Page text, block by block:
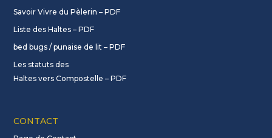
Savoir Vivre du Pèlerin – PDF
Liste des Haltes – PDF
bed bugs / punaise de lit – PDF
Les statuts des
Haltes vers Compostelle – PDF
CONTACT